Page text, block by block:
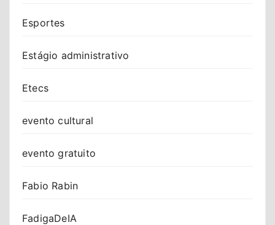
Esportes
Estágio administrativo
Etecs
evento cultural
evento gratuito
Fabio Rabin
FadigaDeIA